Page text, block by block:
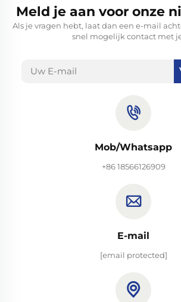
Meld je aan voor onze
Als je vragen hebt, laat dan een e-mail
snel mogelijk contact met
Mob/Whatsapp
+86 18566126909
E-mail
[email protected]